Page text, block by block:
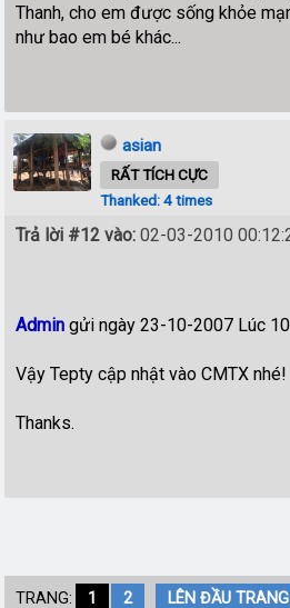
Thanh, cho em được sống khỏe
như bao em bé khác...
asian
RẤT TÍCH CỰC
Thanked: 4 times
Trả lời #12 vào: 02-03-2010
Admingửi ngày 23-10-2007 Lúc
Vậy Tepty cập nhật vào CMTX nhé!
Thanks.
TRANG: 1 2 LÊN ĐẦU TRANG